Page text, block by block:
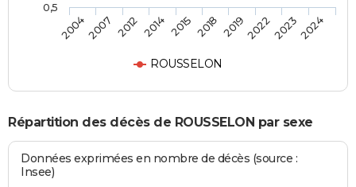
ROUSSELON
20042007 2012 2014 2015 2018 2019202220232024
0,5
Répartition des décès de ROUSSELON par sexe
Données exprimées en nombre de décès (source :
Insee)